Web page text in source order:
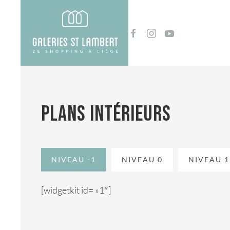
Plans intérieurs
NIVEAU -1 NIVEAU 0 NIVEAU 1
[widgetkit id= »1″]